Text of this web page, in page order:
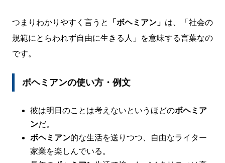
つまりわかりやすく言うと 「ボヘミアン」 は、「社会の
規範にとらわれず自由に生きる人」を意味する言葉なの
です。
ボヘミアンの使い方・例文
彼は明日のことは考えないというほどのボヘミア
ンだ。
ボヘミアン的な生活を送りつつ、自由なライター
家業を楽しんでいる。